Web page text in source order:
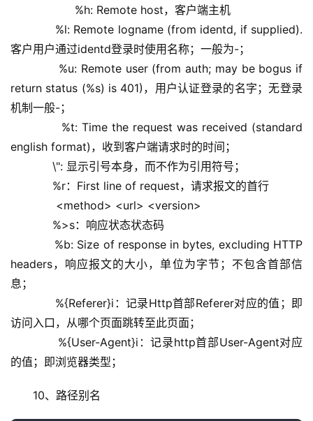
%h: Remote host，客户端主机
%l: Remote logname (from identd, if supplied).
客户用户通过identd登录时使用名称；一般为-；
%u: Remote user (from auth; may be bogus if
return status (%s) is 401)，用户认证登录的名字；无登录
机制一般-；
%t: Time the request was received (standard
english format)，收到客户端请求时的时间；
\": 显示引号本身，而不作为引用符号；
%r：First line of request，请求报文的首行
<method> <url> <version>
%>s：响应状态状态码
%b: Size of response in bytes, excluding HTTP
headers，响应报文的大小，单位为字节；不包含首部信
息；
%{Referer}i：记录Http首部Referer对应的值；即
访问入口，从哪个页面跳转至此页面；
%{User-Agent}i：记录http首部User-Agent对应
的值；即浏览器类型；
10、路径别名